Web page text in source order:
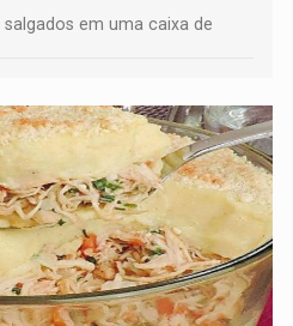
em uma caixa de